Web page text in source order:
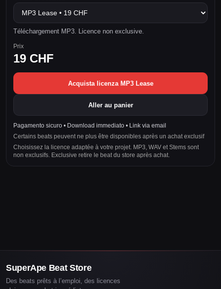
Téléchargement MP3. Licence non exclusive.
Prix
19 CHF
Acquista licenza MP3 Lease
Aller au panier
Pagamento sicuro • Download immediato • Link via email
Certains beats peuvent ne plus être disponibles après un achat exclusif
Choisissez la licence adaptée à votre projet. MP3, WAV et Stems sont
non exclusifs. Exclusive retire le beat du store après achat.
SuperApe Beat Store
Des beats prêts à l’emploi, des licences